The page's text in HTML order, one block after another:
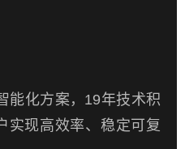
能化方案，19年技术积
实现高效率、稳定可复